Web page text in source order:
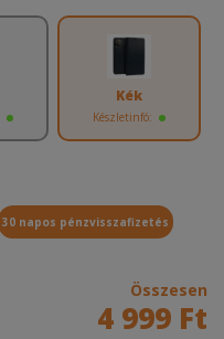
Kék
Készletinfó:
30 napos pénzvisszafizetés
Összesen
4 999 Ft